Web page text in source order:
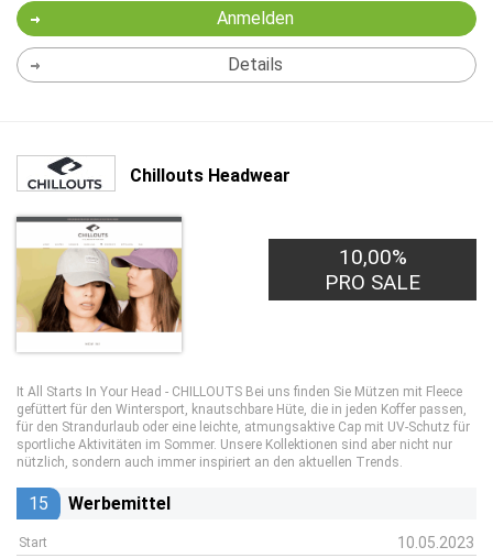
Anmelden
Details
Chillouts Headwear
10,00%
PRO SALE
It All Starts In Your Head - CHILLOUTS Bei uns finden Sie Mützen mit Fleece
gefüttert für den Wintersport, knautschbare Hüte, die in jeden Koffer passen,
für den Strandurlaub oder eine leichte, atmungsaktive Cap mit UV-Schutz für
sportliche Aktivitäten im Sommer. Unsere Kollektionen sind aber nicht nur
nützlich, sondern auch immer inspiriert an den aktuellen Trends.
15 Werbemittel
Start 10.05.2023